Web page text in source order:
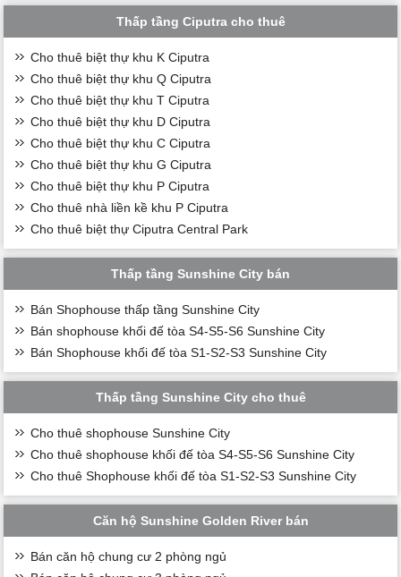
Thấp tầng Ciputra cho thuê
Cho thuê biệt thự khu K Ciputra
Cho thuê biệt thự khu Q Ciputra
Cho thuê biệt thự khu T Ciputra
Cho thuê biệt thự khu D Ciputra
Cho thuê biệt thự khu C Ciputra
Cho thuê biệt thự khu G Ciputra
Cho thuê biệt thự khu P Ciputra
Cho thuê nhà liền kề khu P Ciputra
Cho thuê biệt thự Ciputra Central Park
Thấp tầng Sunshine City bán
Bán Shophouse thấp tầng Sunshine City
Bán shophouse khối đế tòa S4-S5-S6 Sunshine City
Bán Shophouse khối đế tòa S1-S2-S3 Sunshine City
Thấp tầng Sunshine City cho thuê
Cho thuê shophouse Sunshine City
Cho thuê shophouse khối đế tòa S4-S5-S6 Sunshine City
Cho thuê Shophouse khối đế tòa S1-S2-S3 Sunshine City
Căn hộ Sunshine Golden River bán
Bán căn hộ chung cư 2 phòng ngủ